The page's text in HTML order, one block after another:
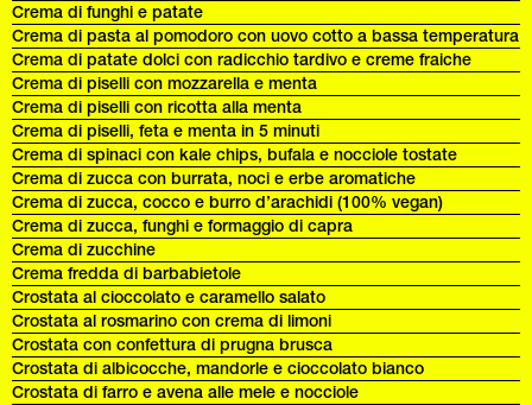
Crema di funghi e patate
Crema di pasta al pomodoro con uovo cotto a bassa temperatura
Crema di patate dolci con radicchio tardivo e creme fraiche
Crema di piselli con mozzarella e menta
Crema di piselli con ricotta alla menta
Crema di piselli, feta e menta in 5 minuti
Crema di spinaci con kale chips, bufala e nocciole tostate
Crema di zucca con burrata, noci e erbe aromatiche
Crema di zucca, cocco e burro d’arachidi (100% vegan)
Crema di zucca, funghi e formaggio di capra
Crema di zucchine
Crema fredda di barbabietole
Crostata al cioccolato e caramello salato
Crostata al rosmarino con crema di limoni
Crostata con confettura di prugna brusca
Crostata di albicocche, mandorle e cioccolato bianco
Crostata di farro e avena alle mele e nocciole